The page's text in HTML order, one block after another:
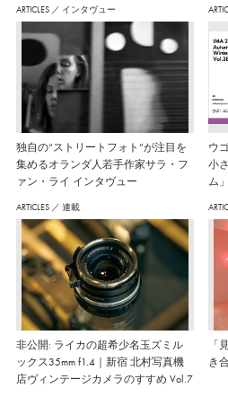
ARTICLES ／ インタヴュー
独自の“ストリートフォト”が注目を
集めるオランダ人若手作家サラ・フ
ァン・ライ インタヴュー
ウ
小
ム
ARTICLES ／ 連載
非公開: ライカの超希少名玉ズミル
ックス35mm f1.4｜新宿 北村写真機
店ヴィンテージカメラのすすめ Vol.7
「
き